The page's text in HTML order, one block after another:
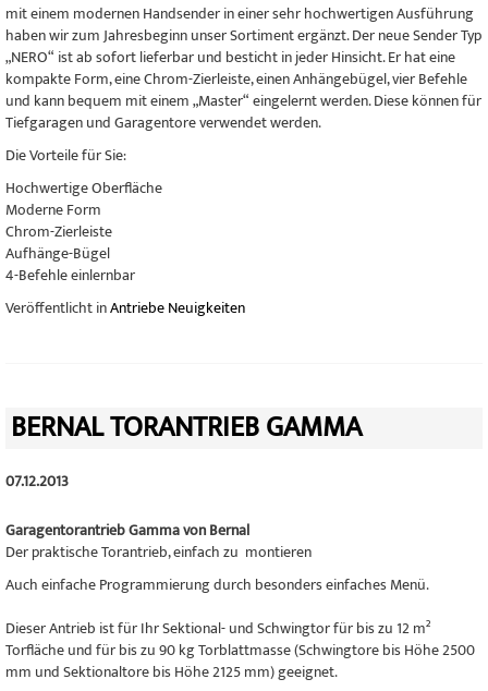
mit einem modernen Handsender in einer sehr hochwertigen Ausführung
haben wir zum Jahresbeginn unser Sortiment ergänzt. Der neue Sender Typ
„NERO“ ist ab sofort lieferbar und besticht in jeder Hinsicht. Er hat eine
kompakte Form, eine Chrom-Zierleiste, einen Anhängebügel, vier Befehle
und kann bequem mit einem „Master“ eingelernt werden. Diese können für
Tiefgaragen und Garagentore verwendet werden.
Die Vorteile für Sie:
Hochwertige Oberfläche
Moderne Form
Chrom-Zierleiste
Aufhänge-Bügel
4-Befehle einlernbar
Veröffentlicht inAntriebe Neuigkeiten
BERNAL TORANTRIEB GAMMA
07.12.2013
Garagentorantrieb Gamma von Bernal
Der praktische Torantrieb, einfach zu montieren
Auch einfache Programmierung durch besonders einfaches Menü.
Dieser Antrieb ist für Ihr Sektional- und Schwingtor für bis zu 12 m²
Torfläche und für bis zu 90 kg Torblattmasse (Schwingtore bis Höhe 2500
mm und Sektionaltore bis Höhe 2125 mm) geeignet.